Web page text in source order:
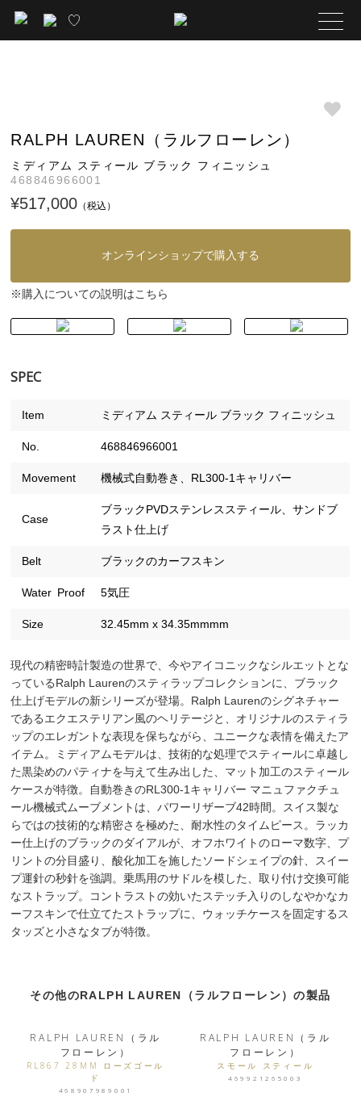
RALPH LAUREN（ラルフローレン）
ミディアム スティール ブラック フィニッシュ
468846966001
¥517,000 （税込）
オンラインショップで購入する
※購入についての説明はこちら
SPEC
Item ミディアム スティール ブラック フィニッシュ
No. 468846966001
Movement 機械式自動巻き、RL300-1キャリバー
Case
ブラックPVDステンレススティール、サンドブ
ラスト仕上げ
Belt ブラックのカーフスキン
Water Proof 5気圧
Size 32.45mm x 34.35mmmm
現代の精密時計製造の世界で、今やアイコニックなシルエットとな
っているRalph Laurenのスティラップコレクションに、ブラック
仕上げモデルの新シリーズが登場。Ralph Laurenのシグネチャー
であるエクエステリアン風のヘリテージと、オリジナルのスティラ
ップのエレガントな表現を保ちながら、ユニークな表情を備えたア
イテム。ミディアムモデルは、技術的な処理でスティールに卓越し
た黒染めのパティナを与えて生み出した、マット加工のスティール
ケースが特徴。自動巻きのRL300-1キャリバー マニュファクチュ
ール機械式ムーブメントは、パワーリザーブ42時間。スイス製な
らではの技術的な精密さを極めた、耐水性のタイムピース。ラッカ
ー仕上げのブラックのダイアルが、オフホワイトのローマ数字、プ
リントの分目盛り、酸化加工を施したソードシェイプの針、スイー
プ運針の秒針を強調。乗馬用のサドルを模した、取り付け交換可能
なストラップ。コントラストの効いたステッチ入りのしなやかなカ
ーフスキンで仕立てたストラップに、ウォッチケースを固定するス
タッズと小さなタブが特徴。
その他のRALPH LAUREN（ラルフローレン）の製品
RALPH LAUREN（ラル
フローレン）
RL867 28MM ローズゴール
ド
468907989001
RALPH LAUREN（ラル
フローレン）
スモール スティール
469921265003